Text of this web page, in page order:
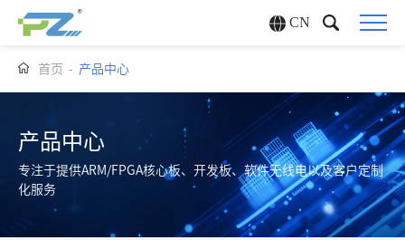
CN
首页 - 产品中心
产品中心
专注于提供ARM/FPGA核心板、开发板、软件无线电以及客户定制
化服务